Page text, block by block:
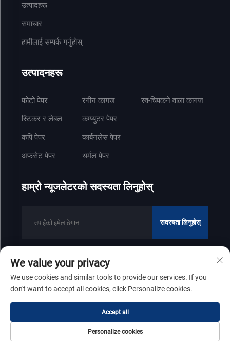
उत्पादहरू
समाचार
हामीलाई सम्पर्क गर्नुहोस्
उत्पादनहरू
फोटो पेपर
स्टिकर र लेबल
कपि पेपर
अफसेट पेपर
रंगीन कागज
कम्प्युटर पेपर
कार्बनलेस पेपर
थर्मल पेपर
स्व-चिपकने वाला कागज
हाम्रो न्यूजलेटरको सदस्यता लिनुहोस्
सदस्यता लिनुहोस्
कपीराइट © २०२५ शान्डोंग जेनफेंग पेपर उद्योग कम्पनी लिमिटेडको सबै हक सुरक्षित छन्
गोपनीयता नीति
माथि स्क्रोल गर्नुहोस्
We value your privacy
We use cookies and similar tools to provide our services. If you
don't want to accept all cookies, click Personalize cookies.
Personalize cookies
Accept all